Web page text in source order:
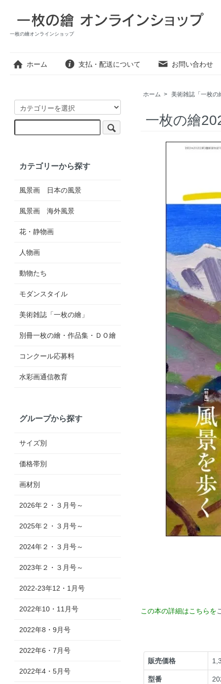
一枚の繪オンラインショップ
ホーム 支払・配送について お問い合わせ
ホーム > 美術雑誌「一枚の
一枚の繪
この本の詳細はこちらを
販売価格
型番
カテゴリーから探す
風景画 日本の風景
風景画 海外風景
花・静物画
人物画
動物たち
モダンスタイル
美術雑誌「一枚の繪」
別冊一枚の繪・作品集・ＤＯ繪
コンクール応募料
水彩画通信教育
グループから探す
サイズ別
価格帯別
画材別
2026年２・３月号～
2025年２・３月号～
2024年２・３月号～
2023年２・３月号～
2022-23年12・1月号
2022年10・11月号
2022年8・9月号
2022年6・7月号
2022年4・5月号